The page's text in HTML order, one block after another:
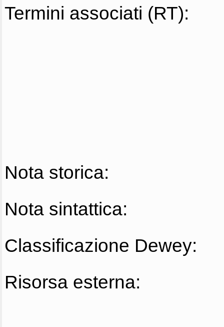
Termini associati (RT):
Nota storica:
Nota sintattica:
Classificazione Dewey:
Risorsa esterna: